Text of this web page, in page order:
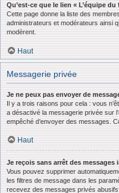
Qu’est-ce que le lien « L’équipe du
Cette page donne la liste des
administrateurs et modérateurs ainsi
modèrent.
Haut
Messagerie privée
Je ne peux pas envoyer de
Il y a trois raisons pour cela : vous
a désactivé la messagerie privée sur
empêché d’envoyer des messages.
Haut
Je reçois sans arrêt des messages
Vous pouvez supprimer
les filtres de message dans les
recevez des messages privés abusifs